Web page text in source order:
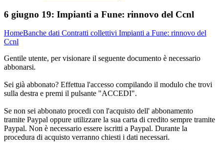
6 giugno 19: Impianti a Fune: rinnovo del Ccnl
HomeBanche dati Contratti collettivi Impianti a Fune: rinnovo del
Ccnl
Gentile utente, per visionare il seguente documento è necessario
abbonarsi.
Sei già abbonato? Effettua l'accesso compilando il modulo che trovi
sulla destra e premi il pulsante "ACCEDI".
Se non sei abbonato procedi con l'acquisto dell' abbonamento
tramite Paypal oppure utilizzare la sua carta di credito sempre tramite
Paypal. Non è necessario essere iscritti a Paypal. Durante la
procedura di acquisto verranno chiesti i dati necessari.